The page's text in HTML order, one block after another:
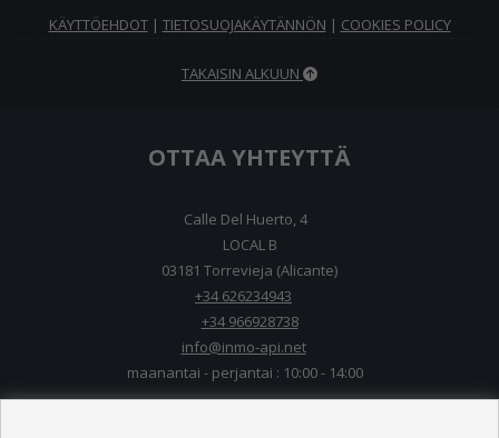
KÄYTTÖEHDOT| TIETOSUOJAKÄYTÄNNÖN | COOKIES POLICY
TAKAISIN ALKUUN
OTTAA YHTEYTTÄ
Calle Del Huerto, 4
LOCAL B
03181 Torrevieja (Alicante)
+34 626234943
+34 966928738
info@inmo-api.net
maanantai - perjantai : 10:00 - 14:00